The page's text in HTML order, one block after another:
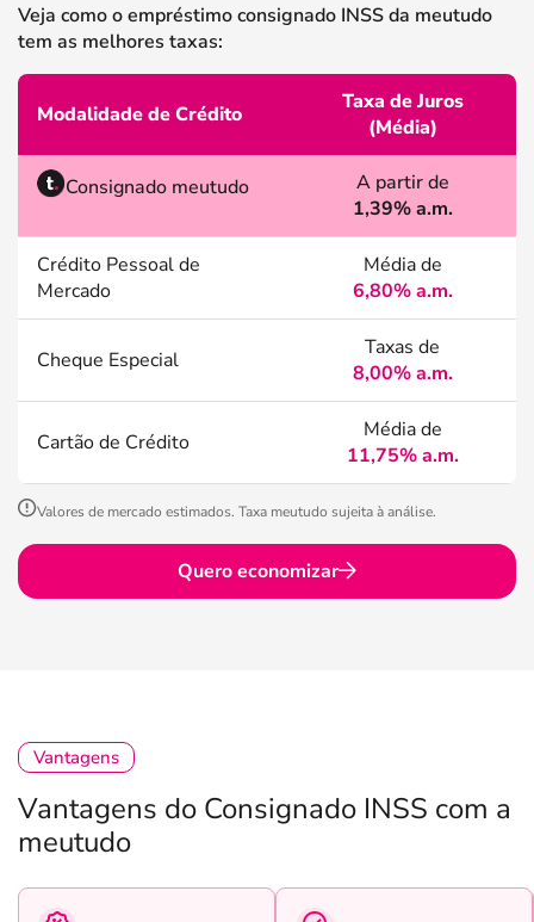
Veja como o empréstimo consignado INSS da meutudo
tem as melhores taxas:
Modalidade de Crédito
Taxa de Juros
(Média)
Consignado meutudo
A partir de
1,39% a.m.
Crédito Pessoal de
Mercado
Média de
6,80% a.m.
Cheque Especial
Taxas de
8,00% a.m.
Cartão de Crédito
Média de
11,75% a.m.
Valores de mercado estimados. Taxa meutudo sujeita à análise.
Quero economizar
Vantagens
Vantagens do Consignado INSS com a
meutudo